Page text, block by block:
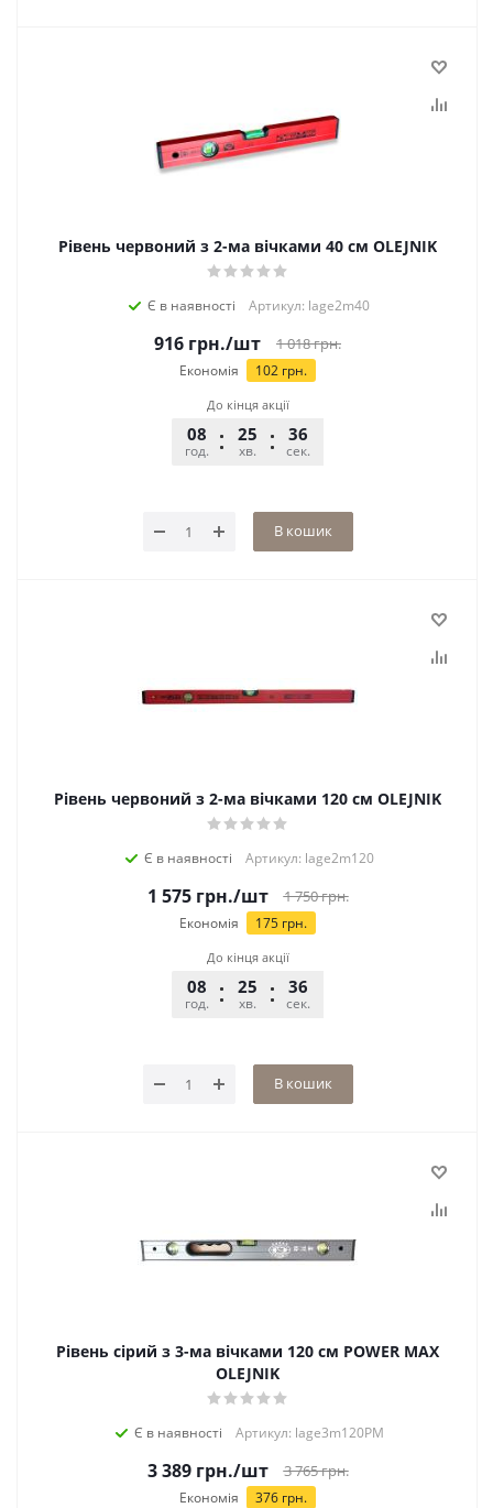
Рівень червоний з 2-ма вічками 40 см OLEJNIK
Є в наявності Артикул: lage2m40
916 грн./шт 1 018грн.
Економія 102 грн.
До кінця акції
08
год.
25
хв.
36
сек.
В кошик
Рівень червоний з 2-ма вічками 120 см OLEJNIK
Є в наявності Артикул: lage2m120
1 575грн./шт 1 750грн.
Економія 175 грн.
До кінця акції
08
год.
25
хв.
36
сек.
В кошик
Рівень сірий з 3-ма вічками 120 см POWER MAX
OLEJNIK
Є в наявності Артикул: lage3m120PM
3 389грн./шт 3 765грн.
Економія 376 грн.